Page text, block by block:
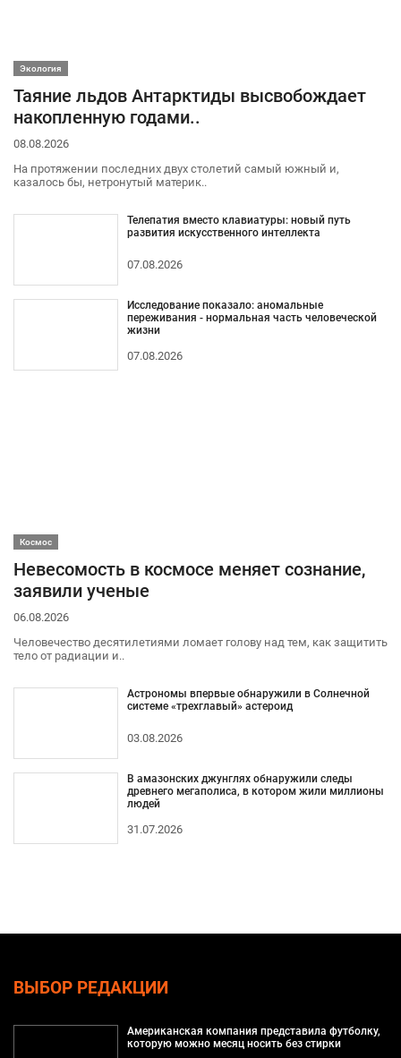
Экология
Таяние льдов Антарктиды высвобождает
накопленную годами..
08.08.2026
На протяжении последних двух столетий самый южный и,
казалось бы, нетронутый материк..
Телепатия вместо клавиатуры: новый путь
развития искусственного интеллекта
07.08.2026
Исследование показало: аномальные
переживания - нормальная часть человеческой
жизни
07.08.2026
Космос
Невесомость в космосе меняет сознание,
заявили ученые
06.08.2026
Человечество десятилетиями ломает голову над тем, как защитить
тело от радиации и..
Астрономы впервые обнаружили в Солнечной
системе «трехглавый» астероид
03.08.2026
В амазонских джунглях обнаружили следы
древнего мегаполиса, в котором жили миллионы
людей
31.07.2026
ВЫБОР РЕДАКЦИИ
Американская компания представила футболку,
которую можно месяц носить без стирки